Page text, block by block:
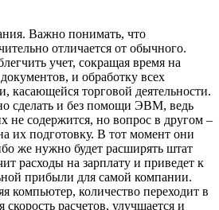
Важно понимать, что
отличается от обычного.
учет, сокращая время на
и обработку всех
касающейся торговой деятельности.
сделать и без помощи ЭВМ, ведь
не содержится, но вопрос в другом –
их подготовку. В тот момент они
же нужно будет расширять штат
расходы на зарплату и приведет к
прибыли для самой компании.
компьютер, количество переходит в
скорость расчетов, улучшается и